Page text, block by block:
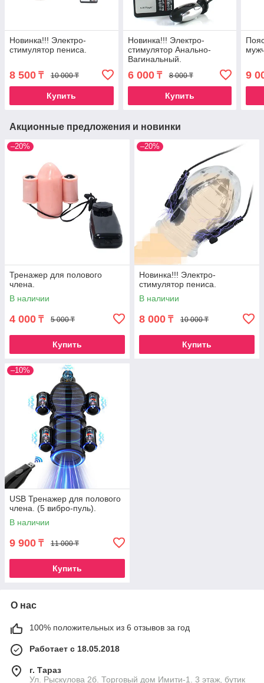
Новинка!!! Электро-
стимулятор пениса.
8 500 ₸ 10 000 ₸
Купить
Новинка!!! Электро-
стимулятор Анально-
Вагинальный.
6 000₸ 8 000 ₸
Купить
9
Акционные предложения и новинки
–20%
Тренажер для полового
члена.
В наличии
4 000 ₸ 5 000 ₸
Купить
–20%
Новинка!!! Электро-
стимулятор пениса.
В наличии
8 000 ₸ 10 000 ₸
Купить
–10%
USB Тренажер для полового
члена. (5 вибро-пуль).
В наличии
9 900 ₸ 11 000 ₸
Купить
О нас
100% положительных из 6 отзывов за год
Работает с 18.05.2018
г. Тараз
Ул. Рыскулова 2б. Торговый дом Имити-1. 3 этаж, бутик